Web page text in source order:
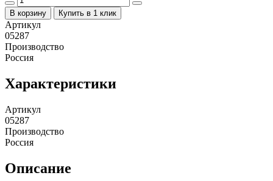
В корзину Купить в 1 клик
Артикул
05287
Производство
Россия
Характеристики
Артикул
05287
Производство
Россия
Описание